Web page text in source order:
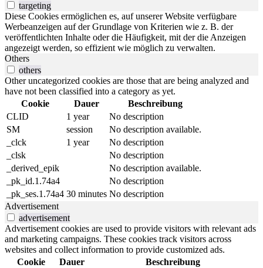
targeting
Diese Cookies ermöglichen es, auf unserer Website verfügbare
Werbeanzeigen auf der Grundlage von Kriterien wie z. B. der
veröffentlichten Inhalte oder die Häufigkeit, mit der die Anzeigen
angezeigt werden, so effizient wie möglich zu verwalten.
Others
others
Other uncategorized cookies are those that are being analyzed and
have not been classified into a category as yet.
Cookie
Dauer
Beschreibung
CLID
1 year
No description
SM
session
No description available.
_clck
1 year
No description
_clsk
No description
_derived_epik
No description available.
_pk_id.1.74a4
No description
_pk_ses.1.74a4 30 minutes No description
Advertisement
advertisement
Advertisement cookies are used to provide visitors with relevant ads
and marketing campaigns. These cookies track visitors across
websites and collect information to provide customized ads.
Cookie
Dauer Beschreibung